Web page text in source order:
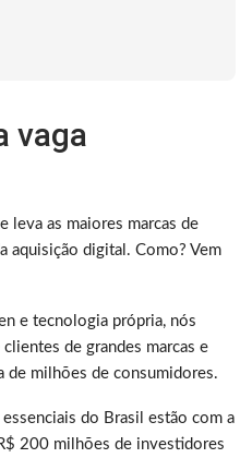
vaga
leva as maiores marcas de
aquisição digital. Como? Vem
e tecnologia própria, nós
de grandes marcas e
de milhões de consumidores.
do Brasil estão com a
200 milhões de investidores